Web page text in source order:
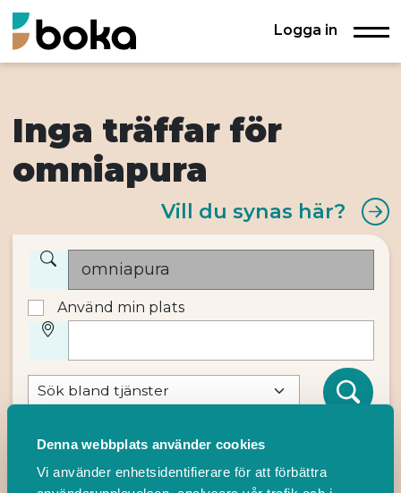
Denna webbplats använder cookies
Vi använder enhetsidentifierare för att förbättra
Logga in
Använd min plats
Inga träffar för
omniapura
Vill du synas här?